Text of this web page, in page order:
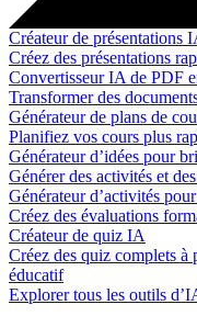
Créateur de présentations
Créez des présentations
Convertisseur IA de PDF
Transformer des
Générateur de plans de
Planifiez vos cours plus
Générateur d’idées pour
Générer des activités et
Générateur d’activités
Créez des évaluations
Créateur de quiz IA
Créez des quiz complets à
éducatif
Explorer tous les outils